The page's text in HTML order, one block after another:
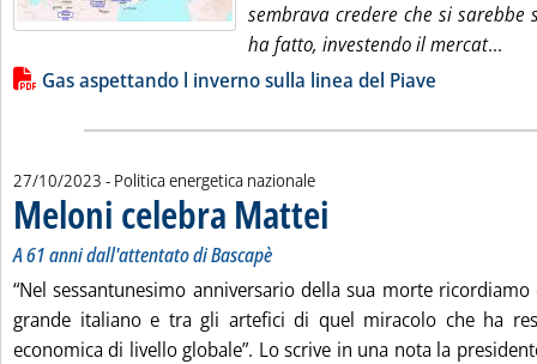
sembrava credere che si sarebbe
ha fatto, investendo il mercat...
Lista allegati PDF alla notizia
Gas aspettando l inverno sulla linea del Piave
27/10/2023 - Politica energetica nazionale
Meloni celebra Mattei
A 61 anni dall'attentato di Bascapè
“Nel sessantunesimo anniversario della sua morte
grande italiano e tra gli artefici di quel miracolo che ha
economica di livello globale”. Lo scrive in una nota la